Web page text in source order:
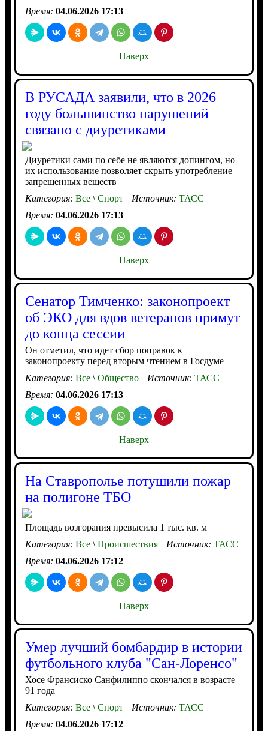
Время: 04.06.2026 17:13
Наверх
В РУСАДА заявили, что в 2026
году большинство нарушений
связано с диуретиками
Диуретики сами по себе не являются допингом, но
их использование позволяет скрыть употребление
запрещенных веществ
Категория: Все\Спорт Источник: ТАСС
Время: 04.06.2026 17:13
Наверх
Сенатор Тимченко: законопроект
об ЭКО для вдов ветеранов примут
до конца сессии
Он отметил, что идет сбор поправок к
законопроекту перед вторым чтением в Госдуме
Категория: Все\Общество Источник: ТАСС
Время: 04.06.2026 17:13
Наверх
На Ставрополье потушили пожар
на полигоне ТБО
Площадь возгорания превысила 1 тыс. кв. м
Категория: Все\Происшествия Источник: ТАСС
Время: 04.06.2026 17:12
Наверх
Умер лучший бомбардир в истории
футбольного клуба "Сан-Лоренсо"
Хосе Франсиско Санфилиппо скончался в возрасте
91 года
Категория: Все\Спорт Источник: ТАСС
Время: 04.06.2026 17:12